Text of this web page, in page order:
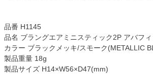
品番 H1145
品名 ブラングエアミニスティック2P アバフィ
カラー ブラックメッキ/スモーク(METALLIC
製品重量 18g
製品サイズ H14×W56×D47(mm)